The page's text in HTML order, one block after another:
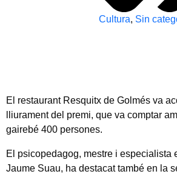
Cultura, Sin
El restaurant Resquitx de Golmés va
lliurament del premi, que va comptar
gairebé 400 persones.
El psicopedagog, mestre i especialista
Jaume Suau, ha destacat també en la